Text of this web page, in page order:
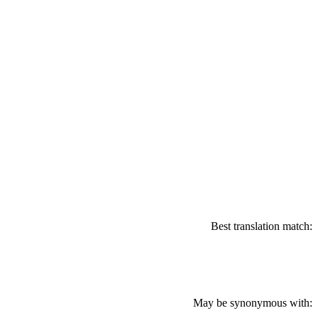
Best translation match:
May be synonymous with: